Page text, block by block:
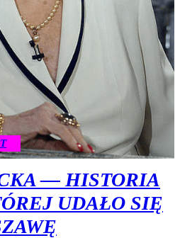
— HISTORIA
UDAŁO SIĘ